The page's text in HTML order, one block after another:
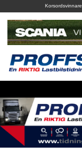
to
content
Korsordsvinnare